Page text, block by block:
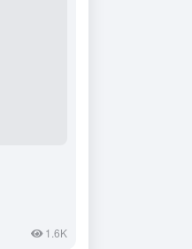
1.6K